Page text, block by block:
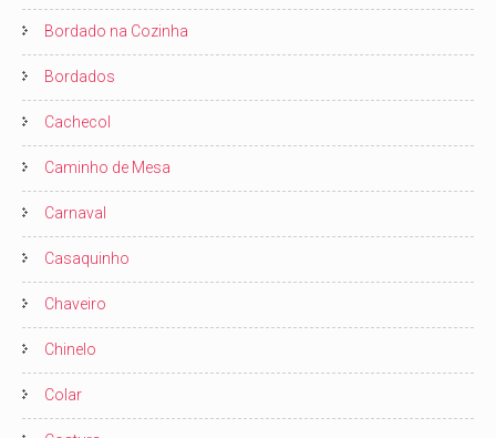
Bordado na Cozinha
Bordados
Cachecol
Caminho de Mesa
Carnaval
Casaquinho
Chaveiro
Chinelo
Colar